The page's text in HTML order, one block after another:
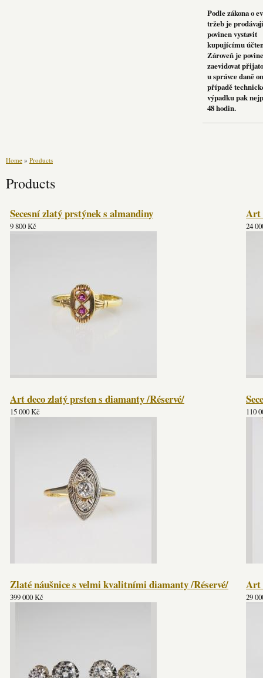
Podle zákona o
tržeb je
povinen vystavit
kupujícímu
Zároveň je
zaevidovat
u správce daně
případě
výpadku pak
48 hodin.
Home » Products
Products
Secesní zlatý prstýnek s almandiny
9 800 Kč
Art
24
Art deco zlatý prsten s diamanty /Réservé/
15 000 Kč 110
Zlaté náušnice s velmi kvalitními diamanty /Réservé/
399 000 Kč
Art
29